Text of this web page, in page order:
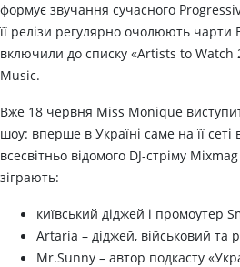
формує звучання сучасного
її релізи регулярно очолюють чарти
включили до списку «Artists to Watch
Music.
Вже 18 червня Miss Monique
шоу: вперше в Україні саме на її сеті
всесвітньо відомого DJ-стріму
зіграють:
київський діджей і промоутер
Artaria – діджей, військовий та
Mr.Sunny – автор подкасту